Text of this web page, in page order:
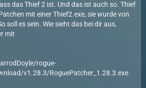
das Thief 2 ist. Und das ist auch so. Thief
mit einer Thief2.exe, sie wurde von
soll es sein. Wie sieht das bei dir aus,
mit
rogue-
v1.28.3/RoguePatcher_1.28.3.exe